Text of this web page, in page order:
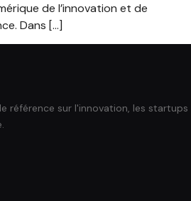
de l’innovation et de
Dans […]
référence sur l'innovation, les startups